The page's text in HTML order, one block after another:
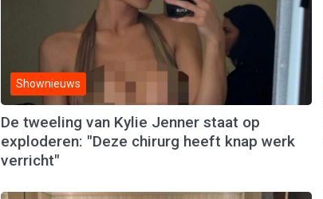
Shownieuws
De tweeling van Kylie Jenner staat op
exploderen: "Deze chirurg heeft knap werk
verricht"